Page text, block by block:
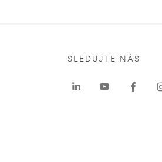
SLEDUJTE NÁS